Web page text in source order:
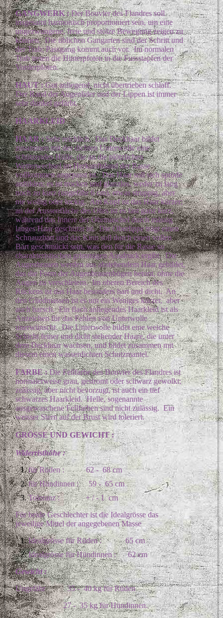
GANGWERK :Der Bouvier des Flandres soll
insgesamt harmonisch proportioniert sein, um eine
ungezwungene, freie und stolze Bewegung zeigen zu
können. Die üblichen Gangarten sind der Schritt und
der Trab; Passgang kommt auch vor. Im normalen
Trab treten die Hinterpfoten in die Fussstapfen der
Vorderpfoten.
HAUT :Gut anliegend, nicht übertrieben schlaff.
Der Rand der Augenlider und der Lippen ist immer
sehr dunkel gefärbt.
HAARKLEID
HAAR :Sehr reichlich. Das Deckhaar bildet
zusammen mit der dichten Unterwolle eine
schützendes Hülle, die an die plötzlichen
Wetterwechsel im Herkunftsland der Rasse
vollkommen angepasst ist. Das Haar soll sich spröde
anfühlen; es ist trocken und glanzlos, weder zu lang
noch zu kurz (ungefähr 6 cm), etwas struppig, aber
nie wollig oder lockig. Am Kopf ist das Haar kürzer;
an der Aussenfläche des Ohrs ist es fast ganz kurz,
während das Innere der Ohrmuschel durch mässig
langes Haar geschützt ist. Die Oberlippe trägt einen
Schnauzbart und das Kinn soll durch einen vollen
Bart geschmückt sein, was den für die Rasse so
charakteristischen grimmigen Ausdruck ergibt. Die
Augenbrauen werden aus abstehendem Haar gebildet,
das die Form der Augenbrauenbögen betont, ohne die
Augen zu verschleiern. Im oberen Bereich des
Rückens ist das Haar besonders hart und dicht. An
den Gliedmassen ist es um ein Weniges kürzer, aber
auch harsch. Ein flach anliegendes Haarkleid ist als
Anzeichen für das Fehlen von Unterwolle
unerwünscht. Die Unterwolle bildet eine weiche
Schicht feiner und dicht stehender Haare, die unter
dem Deckhaar wachsen, und bildet zusammen mit
diesem einen wasserdichten Schutzmantel.
FARBE :Die Fellfarbe des Bouvier des Flandres ist
normalerweise grau, gestromt oder schwarz gewolkt;
zulässig, aber nicht bevorzugt, ist auch ein tief
schwarzes Haarkleid. Helle, sogenannte
ausgewaschene Fellfarben sind nicht zulässig. Ein
weisser Stern auf der Brust wird toleriert.
GRÖSSE UND GEWICHT :
Widerristhöhe :
für Rüden : 62 - 68 cm
für Hündinnen : 59 - 65 cm
Toleranz : + / - 1 cm
Für beide Geschlechter ist die Idealgrösse das
jeweilige Mittel der angegebenen Masse
Idealgrösse für Rüden : 65 cm
Idealgrösse für Hündinnen : 62 cm
Gewicht :
Ungefähr 35 - 40 kg für Rüden
27 - 35 kg für Hündinnen.